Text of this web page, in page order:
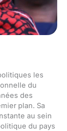
les
du
des
plan. Sa
au sein
du pays